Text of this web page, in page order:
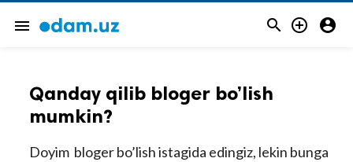
menu   
Qanday qilib bloger bo’lish
mumkin?
Doyim bloger bo’lish istagida edingiz, lekin bunga